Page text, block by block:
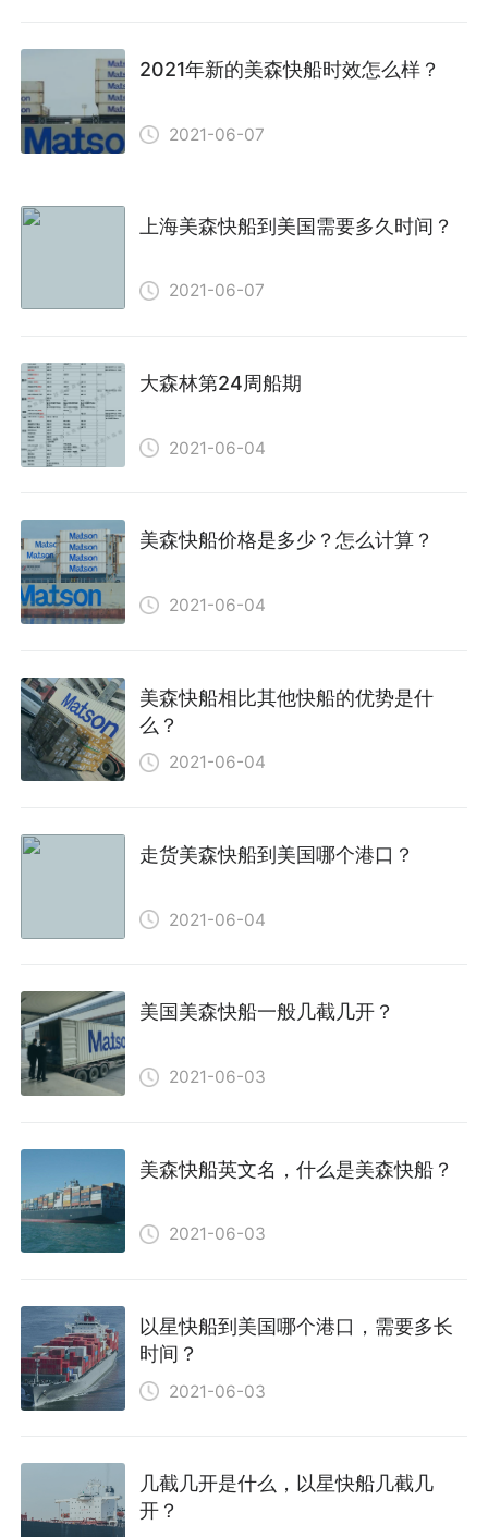
2021年新的美森快船时效怎么样？
2021-06-07
上海美森快船到美国需要多久时间？
2021-06-07
大森林第24周船期
2021-06-04
美森快船价格是多少？怎么计算？
2021-06-04
美森快船相比其他快船的优势是什
么？
2021-06-04
走货美森快船到美国哪个港口？
2021-06-04
美国美森快船一般几截几开？
2021-06-03
美森快船英文名，什么是美森快船？
2021-06-03
以星快船到美国哪个港口，需要多长
时间？
2021-06-03
几截几开是什么，以星快船几截几
开？